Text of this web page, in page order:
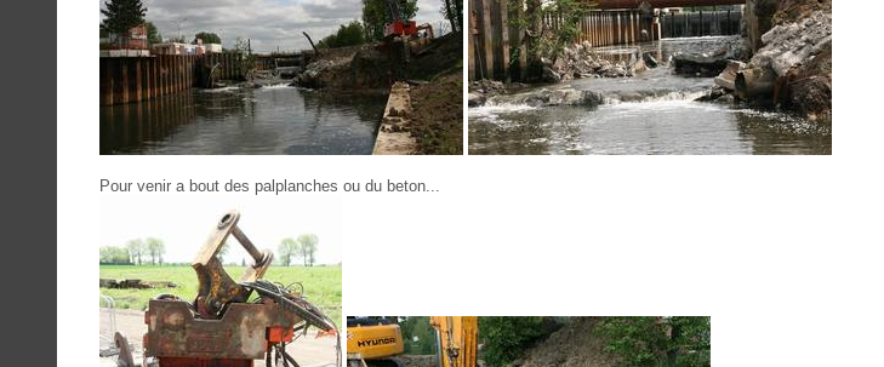
Pour venir a bout des palplanches ou du beton...